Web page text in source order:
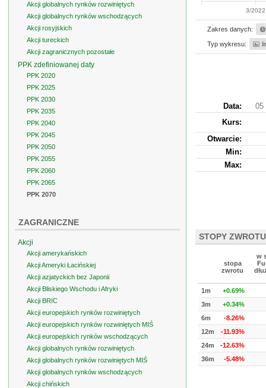
3/2022
Zakres danych:
Typ wykresu:
Data:
05
Kurs:
Otwarcie:
Min:
Max:
STOPY ZWROTU
stopa
zwrotu
w
1m
+0.69%
3m
+0.34%
6m
-8.26%
12m
-11.93%
24m
-12.63%
36m
-5.48%
Akcji globalnych rynków rozwiniętych
Akcji globalnych rynków wschodzących
Akcji rosyjskich
Akcji tureckich
Akcji zagranicznych pozostałe
PPK zdefiniowanej daty
PPK 2020
PPK 2025
PPK 2030
PPK 2035
PPK 2040
PPK 2045
PPK 2050
PPK 2055
PPK 2060
PPK 2065
PPK 2070
ZAGRANICZNE
Akcji
Akcji amerykańskich
Akcji Ameryki Łacińskiej
Akcji azjatyckich bez Japonii
Akcji Bliskiego Wschodu i Afryki
Akcji BRIC
Akcji europejskich rynków rozwiniętych
Akcji europejskich rynków rozwiniętych MIŚ
Akcji europejskich rynków wschodzących
Akcji globalnych rynków rozwiniętych
Akcji globalnych rynków rozwiniętych MIŚ
Akcji globalnych rynków wschodzących
Akcji chińskich